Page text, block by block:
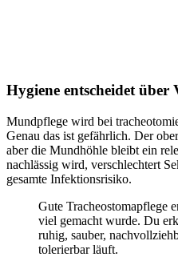
Hygiene entscheidet über
Mundpflege wird bei
Genau das ist gefährlich. Der
aber die Mundhöhle bleibt ein
nachlässig wird, verschlechtert
gesamte Infektionsrisiko.
Gute Tracheostomapflege
viel gemacht wurde. Du
ruhig, sauber,
tolerierbar läuft.